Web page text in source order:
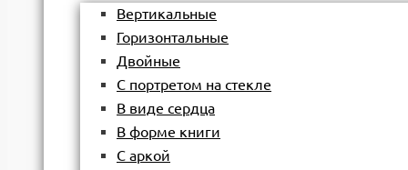
Вертикальные
Горизонтальные
Двойные
С портретом на стекле
В виде сердца
В форме книги
С аркой